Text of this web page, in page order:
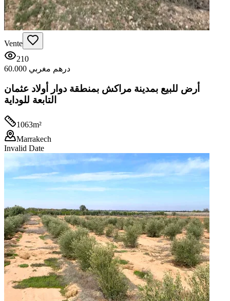
Vente
210
60.000 درهم مغربي
أرض للبيع بمدينة مراكش بمنطقة دوار أولاد عثمان
التابعة للوداية
1063m²
Marrakech
Invalid Date